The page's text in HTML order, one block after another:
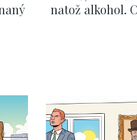
natož alkohol.